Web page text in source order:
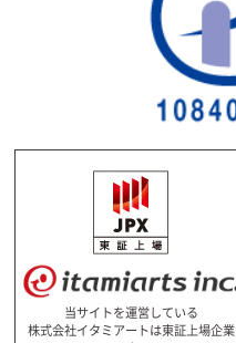
当サイトを運営している
株式会社イタミアートは東証上場企業